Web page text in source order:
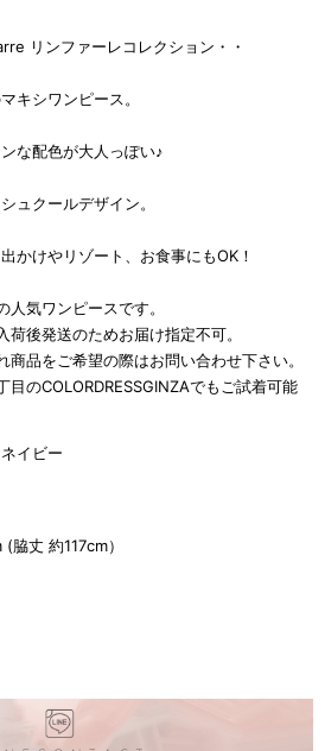
リンファーレコレクション・・
キシワンピース。
な配色が大人っぽい♪
ュクールデザイン。
かけやリゾート、お食事にもOK！
人気ワンピースです。
荷後発送のためお届け指定不可。
商品をご希望の際はお問い合わせ下さい。
目のCOLORDRESSGINZAでもご試着可能
イビー
脇丈 約117cm）